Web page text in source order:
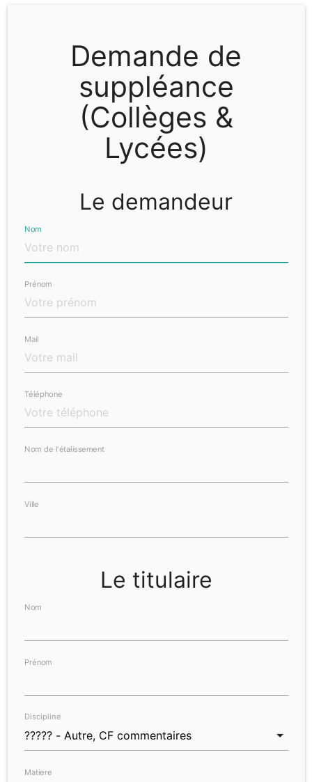
Demande de
suppléance
(Collèges &
Lycées)
Le demandeur
Nom
Prénom
Mail
Téléphone
Nom de l'étalissement
Ville
Le titulaire
Nom
Prénom
Discipline
Matiere